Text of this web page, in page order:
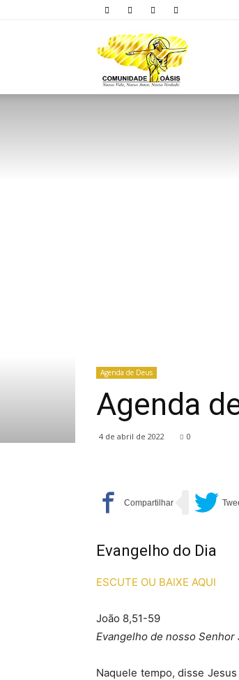
Agenda de Deus
Agenda
4 de abril de 2022 0
Evangelho do Dia
ESCUTE OU BAIXE AQUI
João 8,51-59
Evangelho de nosso
Naquele tempo, disse